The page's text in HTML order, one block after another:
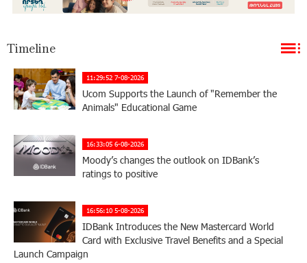
Timeline
11:29:52 7-08-2026
Ucom Supports the Launch of "Remember the
Animals" Educational Game
16:33:05 6-08-2026
Moody’s changes the outlook on IDBank’s
ratings to positive
16:56:10 5-08-2026
IDBank Introduces the New Mastercard World
Card with Exclusive Travel Benefits and a Special
Launch Campaign